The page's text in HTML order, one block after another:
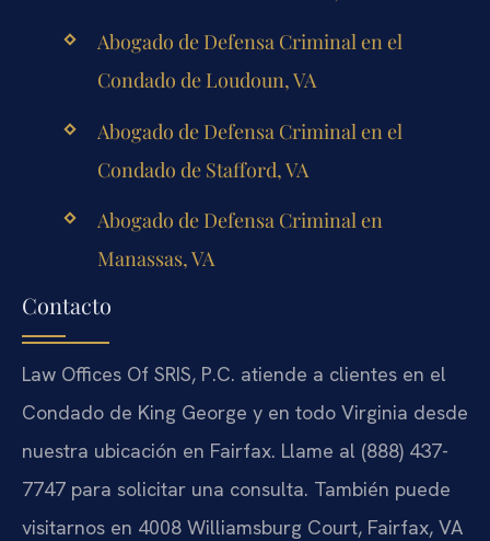
Abogado de Defensa Criminal en el
Condado de Loudoun, VA
Abogado de Defensa Criminal en el
Condado de Stafford, VA
Abogado de Defensa Criminal en
Manassas, VA
Contacto
Law Offices Of SRIS, P.C. atiende a clientes en el
Condado de King George y en todo Virginia desde
nuestra ubicación en Fairfax. Llame al (888) 437-
7747 para solicitar una consulta. También puede
visitarnos en 4008 Williamsburg Court, Fairfax, VA